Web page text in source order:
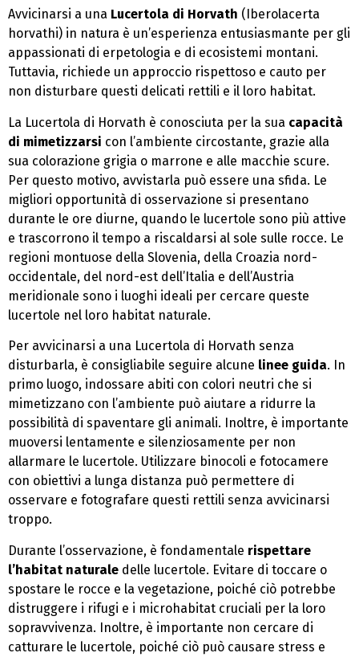
Avvicinarsi a una Lucertola di Horvath (Iberolacerta
horvathi) in natura è un’esperienza entusiasmante per gli
appassionati di erpetologia e di ecosistemi montani.
Tuttavia, richiede un approccio rispettoso e cauto per
non disturbare questi delicati rettili e il loro habitat.
La Lucertola di Horvath è conosciuta per la sua capacità
di mimetizzarsi con l’ambiente circostante, grazie alla
sua colorazione grigia o marrone e alle macchie scure.
Per questo motivo, avvistarla può essere una sfida. Le
migliori opportunità di osservazione si presentano
durante le ore diurne, quando le lucertole sono più attive
e trascorrono il tempo a riscaldarsi al sole sulle rocce. Le
regioni montuose della Slovenia, della Croazia nord-
occidentale, del nord-est dell’Italia e dell’Austria
meridionale sono i luoghi ideali per cercare queste
lucertole nel loro habitat naturale.
Per avvicinarsi a una Lucertola di Horvath senza
disturbarla, è consigliabile seguire alcune linee guida. In
primo luogo, indossare abiti con colori neutri che si
mimetizzano con l’ambiente può aiutare a ridurre la
possibilità di spaventare gli animali. Inoltre, è importante
muoversi lentamente e silenziosamente per non
allarmare le lucertole. Utilizzare binocoli e fotocamere
con obiettivi a lunga distanza può permettere di
osservare e fotografare questi rettili senza avvicinarsi
troppo.
Durante l’osservazione, è fondamentale rispettare
l’habitat naturale delle lucertole. Evitare di toccare o
spostare le rocce e la vegetazione, poiché ciò potrebbe
distruggere i rifugi e i microhabitat cruciali per la loro
sopravvivenza. Inoltre, è importante non cercare di
catturare le lucertole, poiché ciò può causare stress e